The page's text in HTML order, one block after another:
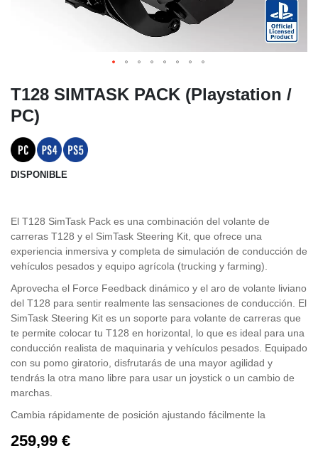
T128 SIMTASK PACK (Playstation /
PC)
DISPONIBLE
El T128 SimTask Pack es una combinación del volante de
carreras T128 y el SimTask Steering Kit, que ofrece una
experiencia inmersiva y completa de simulación de conducción de
vehículos pesados y equipo agrícola (trucking y farming).
Aprovecha el Force Feedback dinámico y el aro de volante liviano
del T128 para sentir realmente las sensaciones de conducción. El
SimTask Steering Kit es un soporte para volante de carreras que
te permite colocar tu T128 en horizontal, lo que es ideal para una
conducción realista de maquinaria y vehículos pesados. Equipado
con su pomo giratorio, disfrutarás de una mayor agilidad y
tendrás la otra mano libre para usar un joystick o un cambio de
marchas.
Cambia rápidamente de posición ajustando fácilmente la
metálica, el SimTask Steering Kit tiene una construcción sólida y
259,99 €